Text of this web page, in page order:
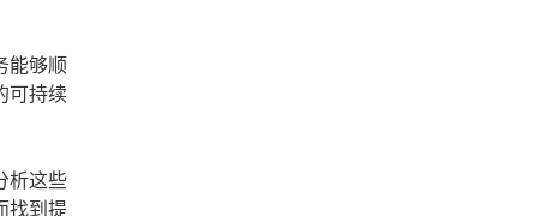
能够顺
可持续
析这些
找到提